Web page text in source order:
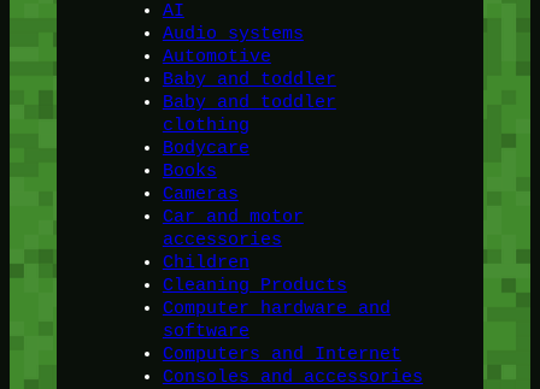
AI
Audio systems
Automotive
Baby and toddler
Baby and toddler
clothing
Bodycare
Books
Cameras
Car and motor
accessories
Children
Cleaning Products
Computer hardware and
software
Computers and Internet
Consoles and accessories